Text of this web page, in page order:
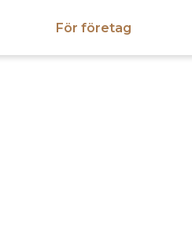
För företag